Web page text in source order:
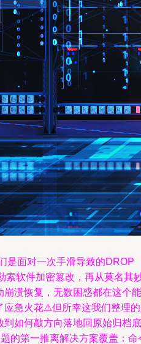
是面对一次手滑导致的DROP
索软件加密篡改，再从莫名其
溃恢复，无数困惑都在这个能
应急火花⚠但所幸这我们整理
如何敲方向落地回原始归档底
的第一推离解决方案覆盖：命